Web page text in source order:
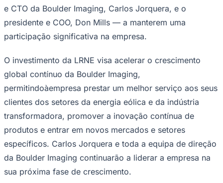
Negócios Regionais
Turismo
Segurança Regional
Hospitais Estaduais
Cidades da Região
Santana de ParnaíbaOsascoCarapicuíbaJandira
do Bom Jesus
Caieiras
RochaFrancisco MoratoTaboão da SerraEmbu das ArtesSão Roque
Para Sua Empresa
Anuncie Regional
Vagas na RegiãoNovo
Guia Comercial
Selo Verificado
Portal Educacional
e CTO da Boulder Imaging, Carlos Jorquera, e o
presidente e COO, Don Mills — a manterem uma
participação significativa na empresa.
O investimento da LRNE visa acelerar o crescimento
global contínuo da Boulder Imaging,
permitindoàempresa prestar um melhor serviço aos seus
clientes dos setores da energia eólica e da indústria
transformadora, promover a inovação contínua de
produtos e entrar em novos mercados e setores
específicos. Carlos Jorquera e toda a equipa de direção
da Boulder Imaging continuarão a liderar a empresa na
sua próxima fase de crescimento.